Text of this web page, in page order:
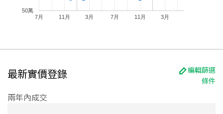
7月 11月 3月 7月 11月 3月
50萬
最新實價登錄
編輯篩選
條件
兩年內成交